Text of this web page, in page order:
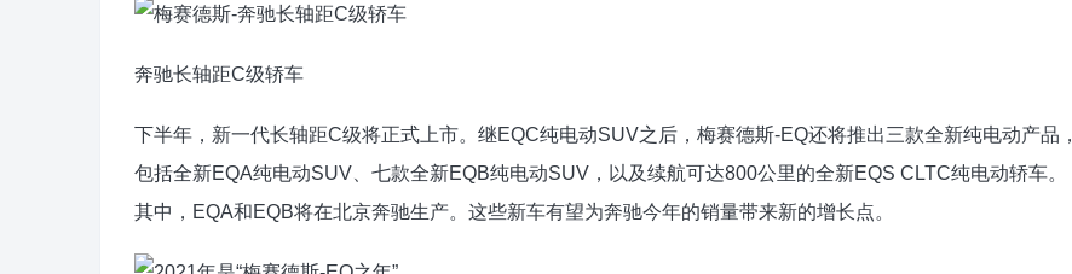
奔驰长轴距C级轿车
下半年，新一代长轴距C级将正式上市。继EQC纯电动SUV之后，梅赛德斯-EQ还将推出三款全新纯电动产品，
包括全新EQA纯电动SUV、七款全新EQB纯电动SUV，以及续航可达800公里的全新EQS CLTC纯电动轿车。
其中，EQA和EQB将在北京奔驰生产。这些新车有望为奔驰今年的销量带来新的增长点。